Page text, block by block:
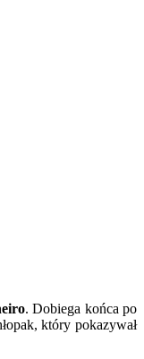
. Dobiega końca po
który pokazywał